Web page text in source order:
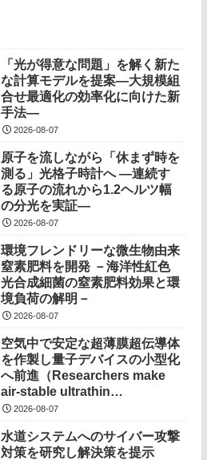
「光が得意な問題」を解く新た
な計算モデルを提案―大規模組
合せ最適化の効率化に向けた新
手法―
2026-08-07
原子を流しながら「休まず時を
測る」光格子時計へ ―連続す
る原子の流れから1.2ヘルツ幅
の分光を実証―
2026-08-07
環境フレンドリーな微生物由来
窒素肥料を開発 －海洋性紅色
光合成細菌の窒素肥料効果と環
境負荷の解明－
2026-08-07
空気中で安定な超薄膜超伝導体
を作製し量子デバイスの小型化
へ前進（Researchers make
air-stable ultrathin
superconductors more
devices）
2026-08-07
水道システムへのサイバー攻撃
対策を研究し解決策を提示